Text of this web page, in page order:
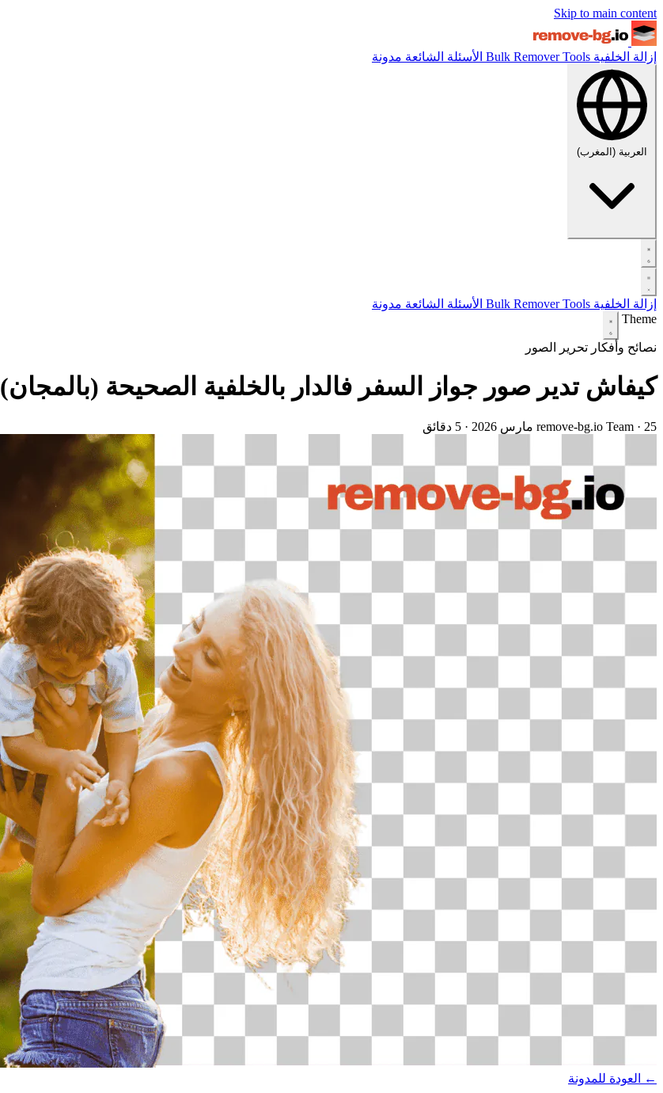
Skip to main content
إزالة الخلفية Bulk RemoverTools الأسئلة الشائعة مدونة
العربية (المغرب)
إزالة الخلفية Bulk RemoverTools الأسئلة الشائعة مدونة
Theme
نصائح وأفكار تحرير الصور
كيفاش تدير صور جواز السفر فالدار بالخلفية الصحيحة (بالمجان)
remove-bg.io Team · 25 مارس 2026 · 5 دقائق
← العودة للمدونة